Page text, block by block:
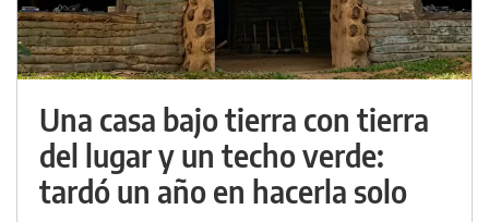
Una casa bajo tierra con tierra
del lugar y un techo verde:
tardó un año en hacerla solo